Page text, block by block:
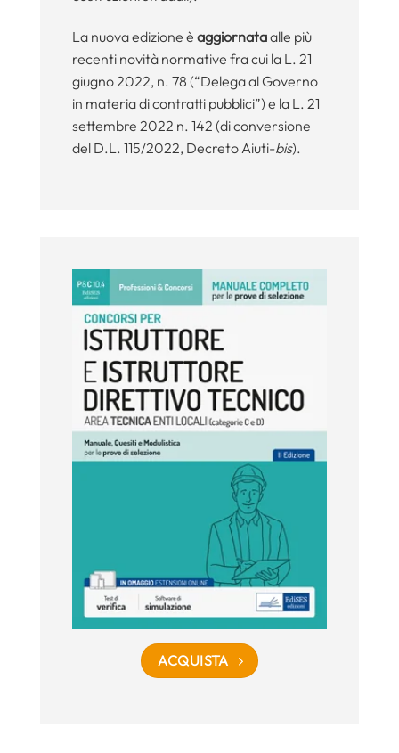
La nuova edizione è aggiornataalle più
recenti novità normative fra cui la L. 21
giugno 2022, n. 78 (“Delega al Governo
in materia di contratti pubblici”) e la L. 21
settembre 2022 n. 142 (di conversione
del D.L. 115/2022, Decreto Aiuti-bis).
ACQUISTA